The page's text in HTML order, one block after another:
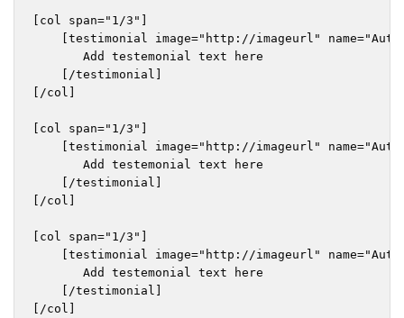
[col span="1/3"]
[testimonial image="http://imageurl"
       Add testemonial text here
    [/testimonial]
[/col]
[col span="1/3"]
[testimonial image="http://imageurl"
       Add testemonial text here
    [/testimonial]
[/col]
[col span="1/3"]
[testimonial image="http://imageurl"
       Add testemonial text here
    [/testimonial]
[/col]